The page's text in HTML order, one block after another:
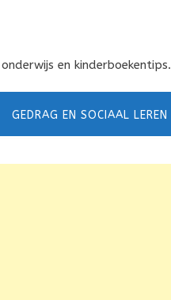
en kinderboekentips.
GEDRAG EN SOCIAAL LEREN